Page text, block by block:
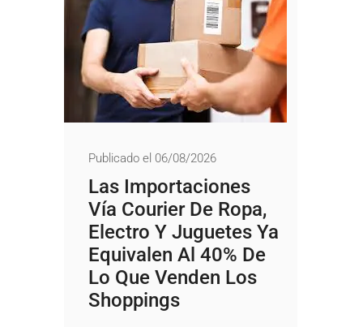
Publicado el 06/08/2026
Las Importaciones
Vía Courier De Ropa,
Electro Y Juguetes Ya
Equivalen Al 40% De
Lo Que Venden Los
Shoppings